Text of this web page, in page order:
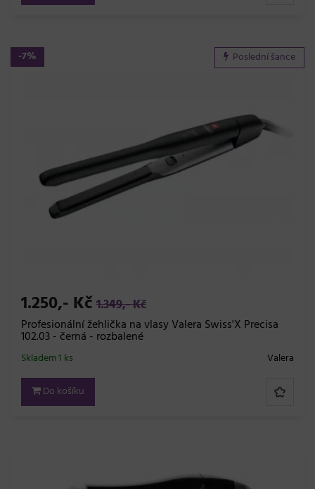
-7% Poslední šance
1.250,- Kč 1.349,- Kč
Profesionální žehlička na vlasy Valera Swiss'X Precisa
102.03 - černá - rozbalené
Valera
Skladem 1 ks
Do košíku